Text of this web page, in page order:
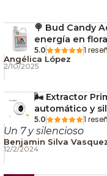
compactos y muy
firme y excelente
de tricomas la
concentración de
🍊 Aroma
Su perfil terpénico
🍭 Bud Candy
energía en
5.0 1
Angélica López
2/10/2025
🌬️ Extractor
automático y
5.0 1
Un 7 y silencioso
Benjamin Silva
12/2/2024